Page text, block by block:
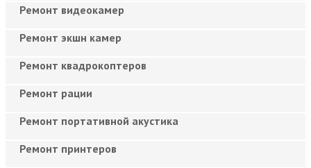
Ремонт видеокамер
Ремонт экшн камер
Ремонт квадрокоптеров
Ремонт рации
Ремонт портативной акустика
Ремонт принтеров